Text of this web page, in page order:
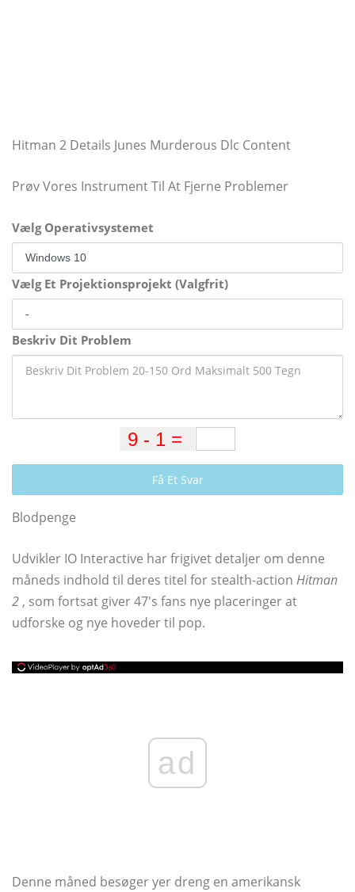
Hitman 2 Details Junes Murderous Dlc Content
Prøv Vores Instrument Til At Fjerne Problemer
Vælg Operativsystemet
Vælg Et Projektionsprojekt (Valgfrit)
Beskriv Dit Problem
Få Et Svar
Blodpenge
Udvikler IO Interactive har frigivet detaljer om denne
måneds indhold til deres titel for stealth-action Hitman
2 , som fortsat giver 47's fans nye placeringer at
udforske og nye hoveder til pop.
ad
Denne måned besøger yer dreng en amerikansk